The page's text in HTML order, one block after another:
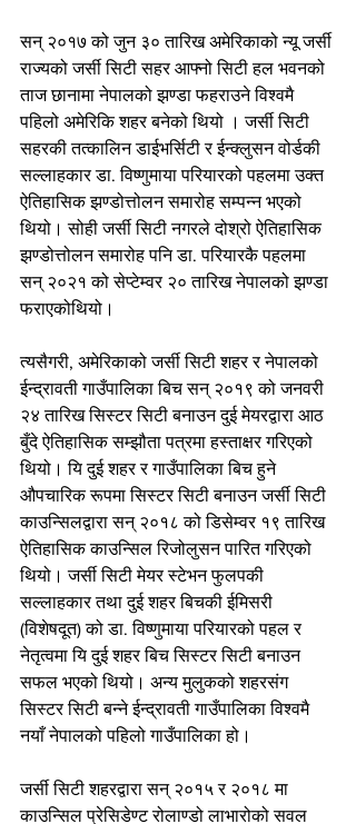
सन् २०१७ को जुन ३० तारिख अमेरिकाको न्यू जर्सी
राज्यको जर्सी सिटी सहर आफ्नो सिटी हल भवनको
ताज छानामा नेपालको झण्डा फहराउने विश्वमै
पहिलो अमेरिकि शहर बनेको थियो । जर्सी सिटी
सहरकी तत्कालिन डाईभर्सिटी र ईन्क्लुसन वोर्डकी
सल्लाहकार डा. विष्णुमाया परियारको पहलमा उक्त
ऐतिहासिक झण्डोत्तोलन समारोह सम्पन्न भएको
थियो। सोही जर्सी सिटी नगरले दोश्रो ऐतिहासिक
झण्डोत्तोलन समारोह पनि डा. परियारकै पहलमा
सन् २०२१ को सेप्टेम्वर २० तारिख नेपालको झण्डा
फराएकोथियो।
त्यसैगरी, अमेरिकाको जर्सी सिटी शहर र नेपालको
ईन्द्रावती गाउँपालिका बिच सन् २०१९ को जनवरी
२४ तारिख सिस्टर सिटी बनाउन दुई मेयरद्वारा आठ
बुँदे ऐतिहासिक सम्झौता पत्रमा हस्ताक्षर गरिएको
थियो। यि दुई शहर र गाउँपालिका बिच हुने
औपचारिक रूपमा सिस्टर सिटी बनाउन जर्सी सिटी
काउन्सिलद्वारा सन् २०१८ को डिसेम्वर १९ तारिख
ऐतिहासिक काउन्सिल रिजोलुसन पारित गरिएको
थियो। जर्सी सिटी मेयर स्टेभन फुलपकी
सल्लाहकार तथा दुई शहर बिचकी ईमिसरी
(विशेषदूत) को डा. विष्णुमाया परियारको पहल र
नेतृत्वमा यि दुई शहर बिच सिस्टर सिटी बनाउन
सफल भएको थियो। अन्य मुलुकको शहरसंग
सिस्टर सिटी बन्ने ईन्द्रावती गाउँपालिका विश्वमै
नयाँ नेपालको पहिलो गाउँपालिका हो।
जर्सी सिटी शहरद्वारा सन् २०१५ र २०१८ मा
काउन्सिल प्रेसिडेण्ट रोलाण्डो लाभारोको सवल